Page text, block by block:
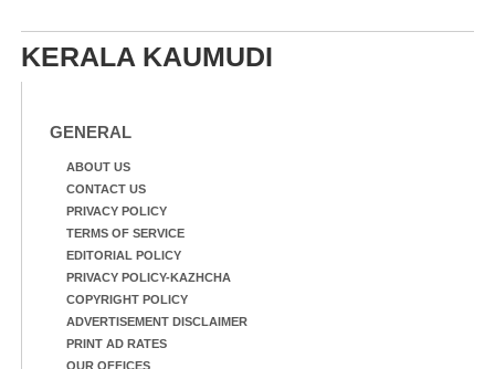
KERALA KAUMUDI
GENERAL
ABOUT US
CONTACT US
PRIVACY POLICY
TERMS OF SERVICE
EDITORIAL POLICY
PRIVACY POLICY-KAZHCHA
COPYRIGHT POLICY
ADVERTISEMENT DISCLAIMER
PRINT AD RATES
OUR OFFICES